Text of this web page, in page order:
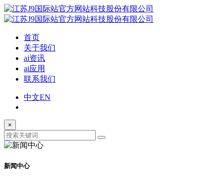
首页
关于我们
ai资讯
ai应用
联系我们
中文EN
×
新闻中心